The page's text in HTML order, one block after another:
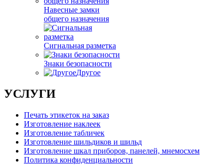
Навесные замки
общего назначения
Сигнальная разметка
Знаки безопасности
Другое
УСЛУГИ
Печать этикеток на заказ
Изготовление наклеек
Изготовление табличек
Изготовление шильдиков и шильд
Изготовление шкал приборов, панелей, мнемосхем
Политика конфиденциальности